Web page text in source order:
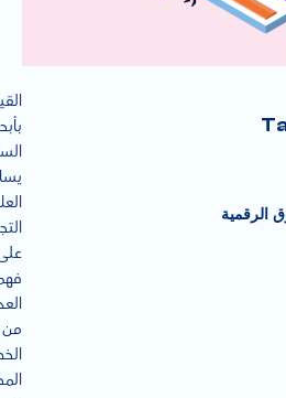
الرقمية
من